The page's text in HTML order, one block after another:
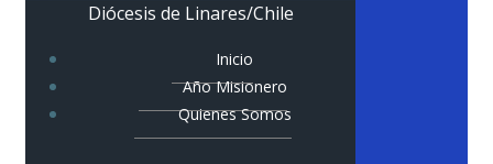
Diócesis de Linares/Chile
Inicio
Año Misionero
Quienes Somos